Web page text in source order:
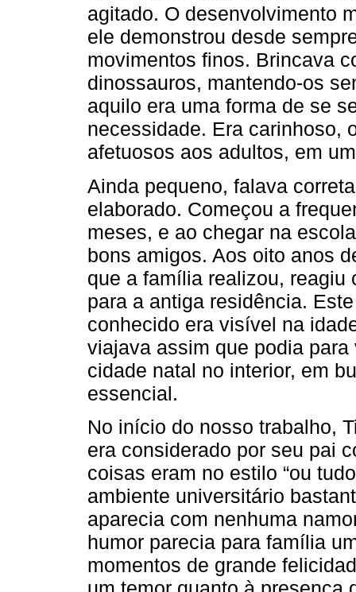
agitado. O desenvolvimento
ele demonstrou desde
movimentos finos. Brincava
dinossauros, mantendo-os
aquilo era uma forma de se
necessidade. Era carinhoso,
afetuosos aos adultos, em
Ainda pequeno, falava
elaborado. Começou a
meses, e ao chegar na
bons amigos. Aos oito anos
que a família realizou, reagiu
para a antiga residência.
conhecido era visível na
viajava assim que podia
cidade natal no interior, em
essencial.
No início do nosso trabalho,
era considerado por seu pai
coisas eram no estilo “ou
ambiente universitário
aparecia com nenhuma
humor parecia para família
momentos de grande